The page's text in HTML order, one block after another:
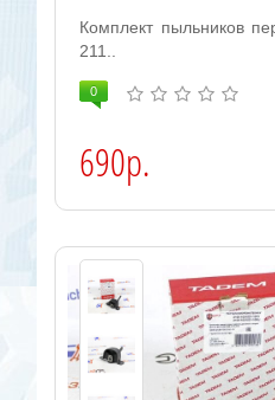
Комплект пыльников
211..
0
690р.